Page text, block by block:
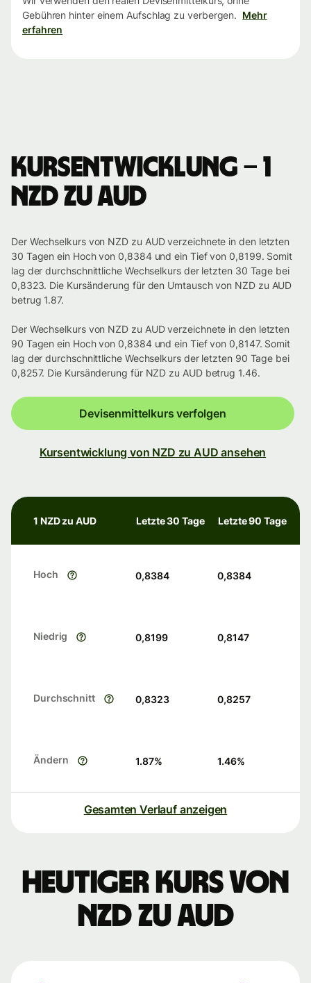
Gebühren hinter einem Aufschlag zu verbergen. Mehr
erfahren
Kursentwicklung – 1
NZD zu AUD
Der Wechselkurs von NZD zu AUD verzeichnete in den letzten
30 Tagen ein Hoch von 0,8384 und ein Tief von 0,8199. Somit
lag der durchschnittliche Wechselkurs der letzten 30 Tage bei
0,8323. Die Kursänderung für den Umtausch von NZD zu AUD
betrug 1.87.
Der Wechselkurs von NZD zu AUD verzeichnete in den letzten
90 Tagen ein Hoch von 0,8384 und ein Tief von 0,8147. Somit
lag der durchschnittliche Wechselkurs der letzten 90 Tage bei
0,8257. Die Kursänderung für NZD zu AUD betrug 1.46.
Devisenmittelkurs verfolgen
Kursentwicklung von NZD zu AUD ansehen
1 NZD zu AUD Letzte 30 Tage Letzte 90 Tage
Hoch 0,8384 0,8384
Niedrig 0,8199 0,8147
Durchschnitt 0,8323 0,8257
Ändern 1.87% 1.46%
Gesamten Verlauf anzeigen
Heutiger Kurs von
NZD zu AUD